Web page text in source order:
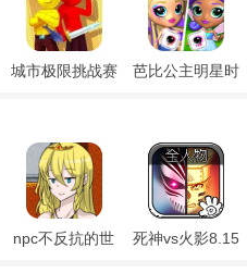
城市极限挑战赛
芭比公主明星时
npc不反抗的世
死神vs火影8.15